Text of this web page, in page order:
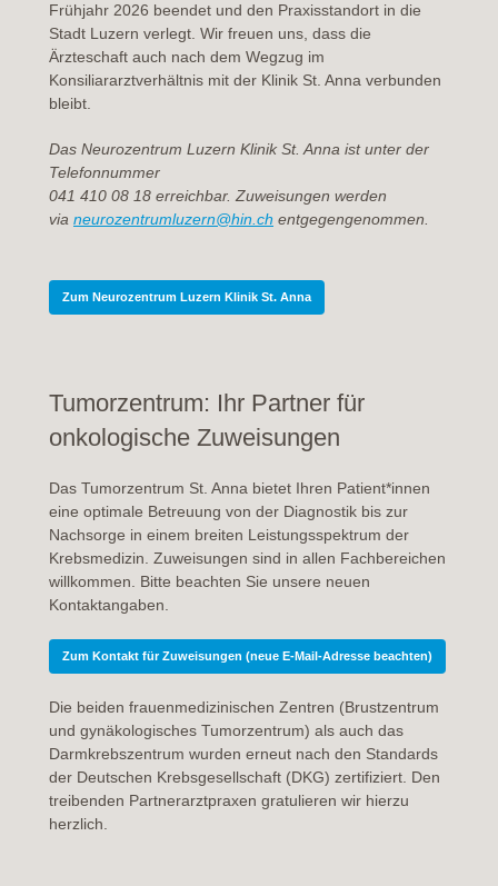
Frühjahr 2026 beendet und den Praxisstandort in die
Stadt Luzern verlegt. Wir freuen uns, dass die
Ärzteschaft auch nach dem Wegzug im
Konsiliararztverhältnis mit der Klinik St. Anna verbunden
bleibt.
Das Neurozentrum Luzern Klinik St. Anna ist unter der
Telefonnummer
041 410 08 18 erreichbar. Zuweisungen werden
via neurozentrumluzern@hin.ch entgegengenommen.
Zum Neurozentrum Luzern Klinik St. Anna
Tumorzentrum: Ihr Partner für
onkologische Zuweisungen
Das Tumorzentrum St. Anna bietet Ihren Patient*innen
eine optimale Betreuung von der Diagnostik bis zur
Nachsorge in einem breiten Leistungsspektrum der
Krebsmedizin. Zuweisungen sind in allen Fachbereichen
willkommen. Bitte beachten Sie unsere neuen
Kontaktangaben.
Zum Kontakt für Zuweisungen (neue E-Mail-Adresse beachten)
Die beiden frauenmedizinischen Zentren (Brustzentrum
und gynäkologisches Tumorzentrum) als auch das
Darmkrebszentrum wurden erneut nach den Standards
der Deutschen Krebsgesellschaft (DKG) zertifiziert. Den
treibenden Partnerarztpraxen gratulieren wir hierzu
herzlich.